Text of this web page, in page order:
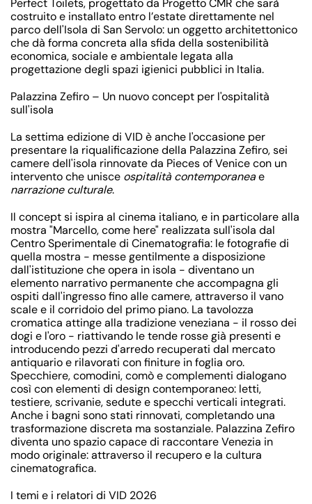
Perfect Toilets, progettato da Progetto CMR che sarà
costruito e installato entro l’estate direttamente nel
parco dell'Isola di San Servolo: un oggetto architettonico
che dà forma concreta alla sfida della sostenibilità
economica, sociale e ambientale legata alla
progettazione degli spazi igienici pubblici in Italia.
Palazzina Zefiro – Un nuovo concept per l'ospitalità
sull'isola
La settima edizione di VID è anche l'occasione per
presentare la riqualificazione della Palazzina Zefiro, sei
camere dell'isola rinnovate da Pieces of Venicecon un
intervento che unisce ospitalità contemporaneae
narrazione culturale.
Il concept si ispira al cinema italiano, e in particolare alla
mostra "Marcello, come here" realizzata sull'isola dal
Centro Sperimentale di Cinematografia: le fotografie di
quella mostra - messe gentilmente a disposizione
dall'istituzione che opera in isola - diventano un
elemento narrativo permanente che accompagna gli
ospiti dall'ingresso fino alle camere, attraverso il vano
scale e il corridoio del primo piano. La tavolozza
cromatica attinge alla tradizione veneziana - il rosso dei
dogi e l'oro - riattivando le tende rosse già presenti e
introducendo pezzi d'arredo recuperati dal mercato
antiquario e rilavorati con finiture in foglia oro.
Specchiere, comodini, comò e complementi dialogano
così con elementi di design contemporaneo: letti,
testiere, scrivanie, sedute e specchi verticali integrati.
Anche i bagni sono stati rinnovati, completando una
trasformazione discreta ma sostanziale. Palazzina Zefiro
diventa uno spazio capace di raccontare Venezia in
modo originale: attraverso il recupero e la cultura
cinematografica.
I temi e i relatori di VID 2026